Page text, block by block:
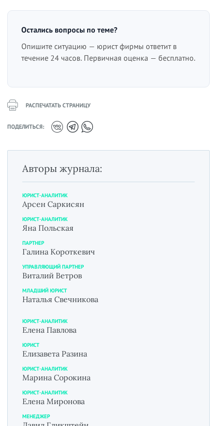
Остались вопросы по теме?
Опишите ситуацию — юрист фирмы ответит в
течение 24 часов. Первичная оценка — бесплатно.
РАСПЕЧАТАТЬ СТРАНИЦУ
ПОДЕЛИТЬСЯ:
Авторы журнала:
ЮРИСТ-АНАЛИТИК
Арсен Саркисян
ЮРИСТ-АНАЛИТИК
Яна Польская
ПАРТНЕР
Галина Короткевич
УПРАВЛЯЮЩИЙ ПАРТНЕР
Виталий Ветров
МЛАДШИЙ ЮРИСТ
Наталья Свечникова
ЮРИСТ-АНАЛИТИК
Елена Павлова
ЮРИСТ
Елизавета Разина
ЮРИСТ-АНАЛИТИК
Марина Сорокина
ЮРИСТ-АНАЛИТИК
Елена Миронова
МЕНЕДЖЕР